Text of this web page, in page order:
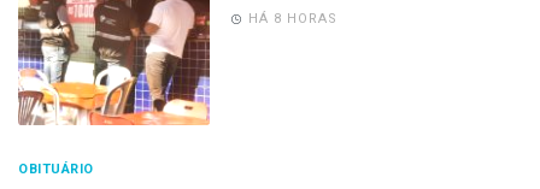
HÁ 8 HORAS
OBITUÁRIO